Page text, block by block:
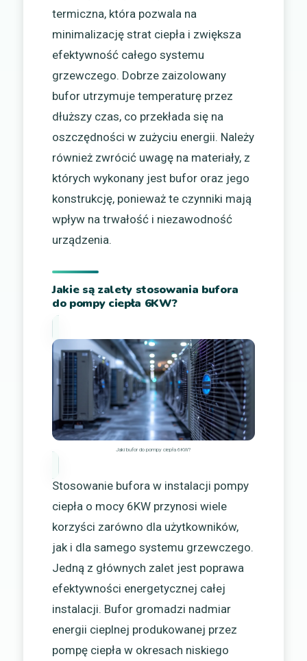
termiczna, która pozwala na
minimalizację strat ciepła i zwiększa
efektywność całego systemu
grzewczego. Dobrze zaizolowany
bufor utrzymuje temperaturę przez
dłuższy czas, co przekłada się na
oszczędności w zużyciu energii. Należy
również zwrócić uwagę na materiały, z
których wykonany jest bufor oraz jego
konstrukcję, ponieważ te czynniki mają
wpływ na trwałość i niezawodność
urządzenia.
Jakie są zalety stosowania bufora
do pompy ciepła 6KW?
Jaki bufor do pompy ciepła 6KW?
Stosowanie bufora w instalacji pompy
ciepła o mocy 6KW przynosi wiele
korzyści zarówno dla użytkowników,
jak i dla samego systemu grzewczego.
Jedną z głównych zalet jest poprawa
efektywności energetycznej całej
instalacji. Bufor gromadzi nadmiar
energii cieplnej produkowanej przez
pompę ciepła w okresach niskiego